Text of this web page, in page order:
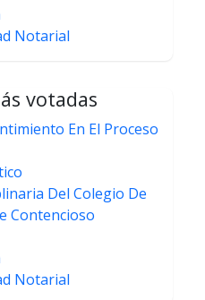
Notarial
votadas
En El Proceso
Del Colegio De
Contencioso
Notarial